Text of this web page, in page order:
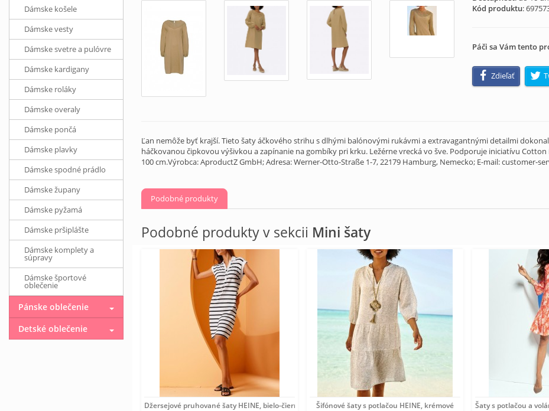
Kód produktu:
Páči sa Vám tento
Zdieľať
Ľan nemôže byť krajší. Tieto šaty áčkového strihu s dlhými balónovými rukávmi a extravagantnými detailmi
háčkovanou čipkovou výšivkou a zapínanie na gombíky pri krku. Ležérne vrecká vo šve. Podporuje iniciatívu
100 cm.Výrobca: AproductZ GmbH; Adresa: Werner-Otto-Straße 1-7, 22179 Hamburg, Nemecko; E-mail: customer-
Podobné produkty
Podobné produkty v sekcii Mini šaty
Džersejové pruhované šaty HEINE, bielo-čierne Šifónové šaty s potlačou HEINE, krémové Šaty s potlačou a
Dámske košele
Dámske vesty
Dámske svetre a pulóvre
Dámske kardigany
Dámske roláky
Dámske overaly
Dámske pončá
Dámske plavky
Dámske spodné prádlo
Dámske župany
Dámske pyžamá
Dámske pršiplášte
Dámske komplety a
súpravy
Dámske športové
oblečenie
Pánske oblečenie
Detské oblečenie